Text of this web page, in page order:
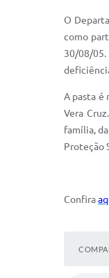
O
como
30/08/05.
A pasta é
Vera
família,
Proteção
Confira